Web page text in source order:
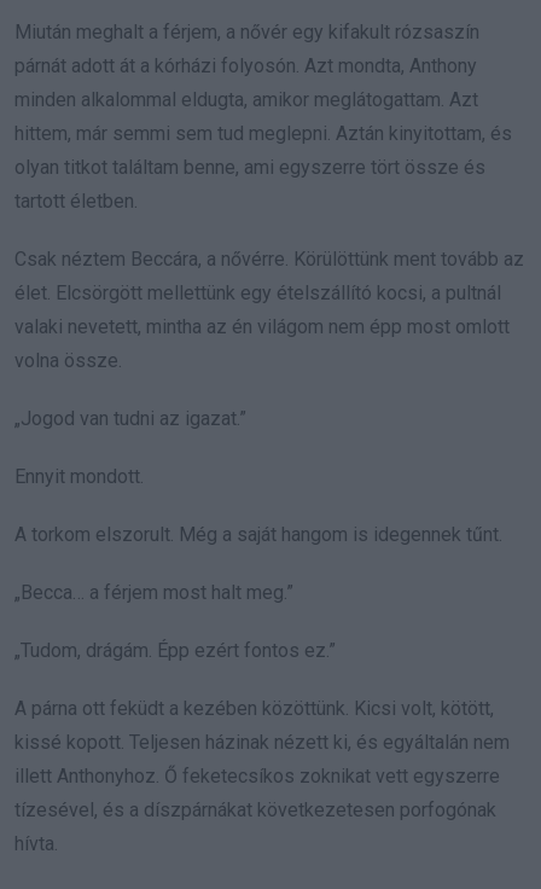
Miután meghalt a férjem, a nővér egy kifakult rózsaszín
párnát adott át a kórházi folyosón. Azt mondta, Anthony
minden alkalommal eldugta, amikor meglátogattam. Azt
hittem, már semmi sem tud meglepni. Aztán kinyitottam, és
olyan titkot találtam benne, ami egyszerre tört össze és
tartott életben.
Csak néztem Beccára, a nővérre. Körülöttünk ment tovább az
élet. Elcsörgött mellettünk egy ételszállító kocsi, a pultnál
valaki nevetett, mintha az én világom nem épp most omlott
volna össze.
„Jogod van tudni az igazat.”
Ennyit mondott.
A torkom elszorult. Még a saját hangom is idegennek tűnt.
„Becca… a férjem most halt meg.”
„Tudom, drágám. Épp ezért fontos ez.”
A párna ott feküdt a kezében közöttünk. Kicsi volt, kötött,
kissé kopott. Teljesen házinak nézett ki, és egyáltalán nem
illett Anthonyhoz. Ő feketecsíkos zoknikat vett egyszerre
tízesével, és a díszpárnákat következetesen porfogónak
hívta.